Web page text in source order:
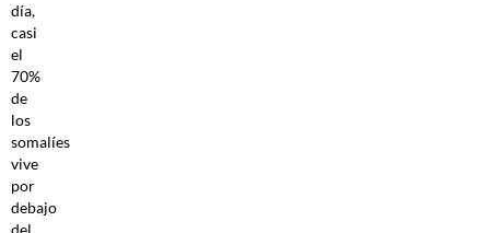
día,
casi
el
70%
de
los
somalíes
vive
por
debajo